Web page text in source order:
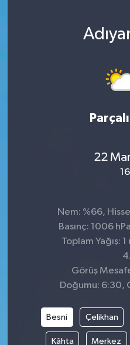
22
Nem: %66,
Basınç: 1006
Toplam Yağış:
Görüş
Doğumu: 6:30,
Besni Çelikhan
Kâhta Merkez